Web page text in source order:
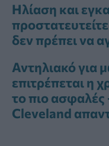
Ηλίαση και
δεν πρέπει να
Αντηλιακό για
επιτρέπεται η
το πιο ασφαλές
Cleveland